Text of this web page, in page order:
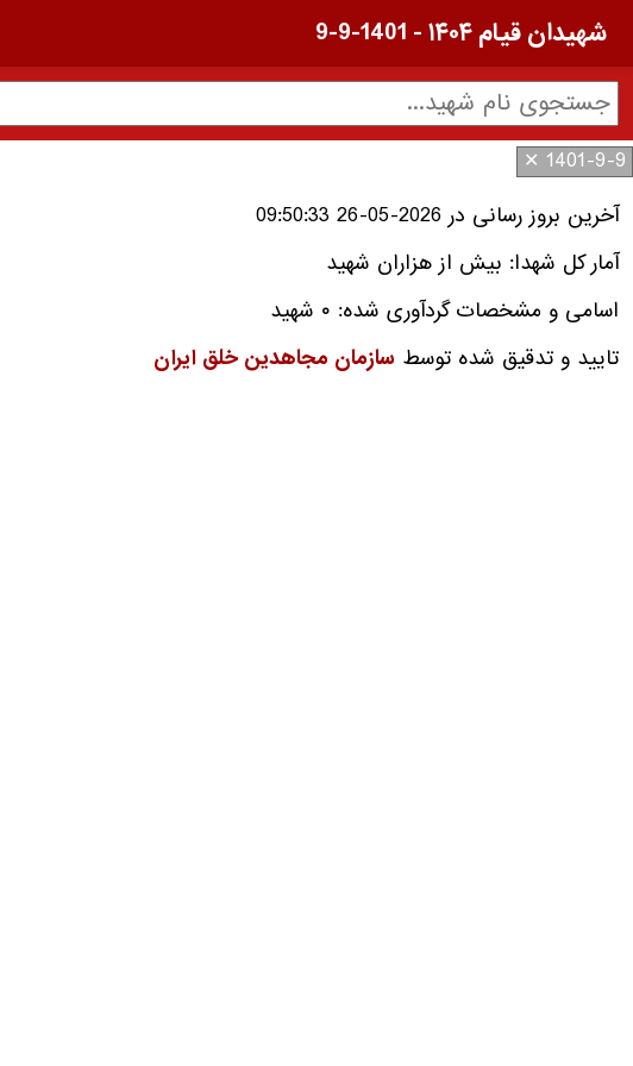
شهیدان قیام ۱۴۰۴ - 1401-9-9
1401-9-9 ✕
آخرین بروز رسانی در 2026-05-26 09:50:33
آمار کل شهدا: بیش از هزاران شهید
اسامی و مشخصات گردآوری شده: ۰ شهید
تایید و تدقیق شده توسط سازمان مجاهدین خلق ایران